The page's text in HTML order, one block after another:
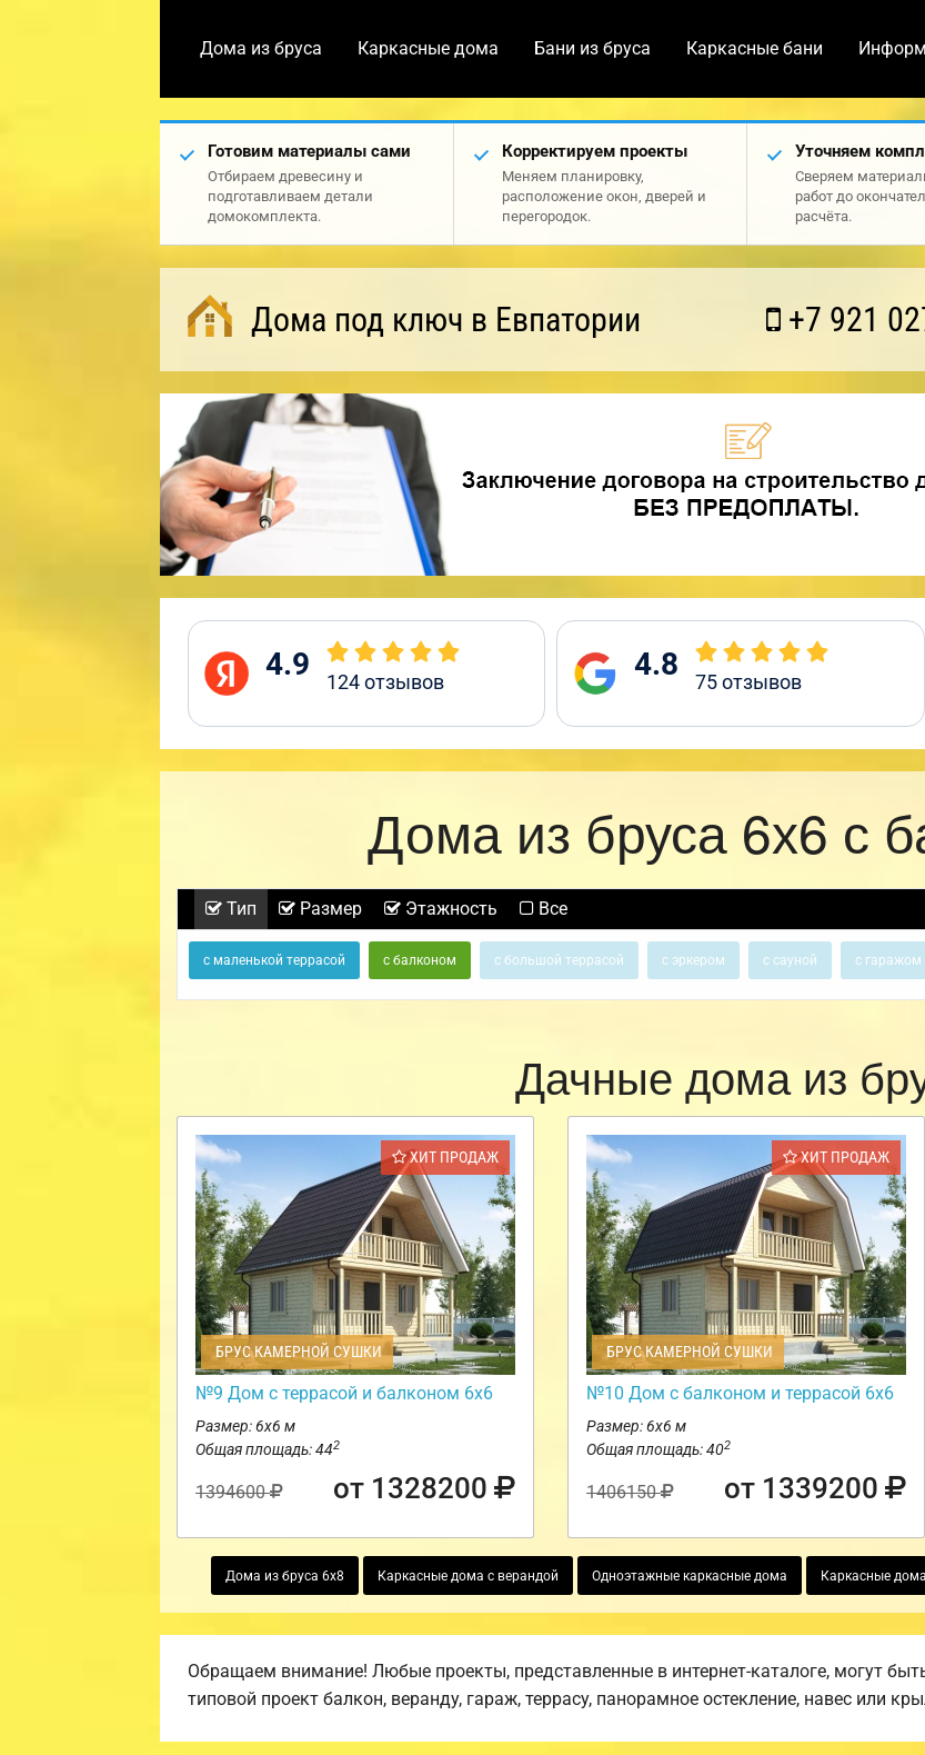
Дома из бруса Каркасные дома Бани из бруса Каркасные бани
Готовим материалы сами
Отбираем древесину и
подготавливаем детали
домокомплекта.
Корректируем проекты
Меняем планировку,
расположение окон, дверей и
перегородок.
Уточняем
Сверяем
работ до
расчёта.
Дома под ключ в Евпатории +7 921
4.9 124отзывов 4.8 75отзывов
Дома из бруса 6х6 с
Тип Размер Этажность Все
с маленькой террасой с балконом с большой террасой с эркером с сауной с гаражом
Дачные дома из
ХИТ ПРОДАЖ
БРУС КАМЕРНОЙ СУШКИ
№9 Дом с террасой и балконом 6х6
Размер: 6х6 м
Общая площадь: 442
1394600 от 1328200
ХИТ ПРОДАЖ
БРУС КАМЕРНОЙ СУШКИ
№10 Дом с балконом и террасой 6х6
Размер: 6х6 м
Общая площадь: 402
1406150 от 1339200
Дома из бруса 6х8 Каркасные дома с верандой Одноэтажные каркасные дома Каркасные
Обращаем внимание! Любые проекты, представленные в интернет-каталоге, могут
типовой проект балкон, веранду, гараж, террасу, панорамное остекление, навес или